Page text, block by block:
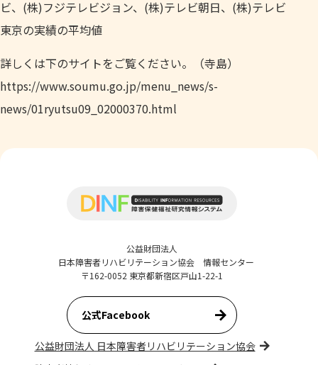
ビ、(株)フジテレビジョン、(株)テレビ朝日、(株)テレビ
東京の実績の平均値
詳しくは下のサイトをご覧ください。（寺島）
https://www.soumu.go.jp/menu_news/s-
news/01ryutsu09_02000370.html
公益財団法人
日本障害者リハビリテーション協会 情報センター
〒162-0052 東京都新宿区戸山1-22-1
公式Facebook
公益財団法人 日本障害者リハビリテーション協会